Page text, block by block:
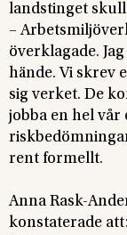
landstinget
–
överklagade.
hände. Vi skrev
sig verket. De
jobba en hel
rent formellt.
Anna Rask-
konstaterade